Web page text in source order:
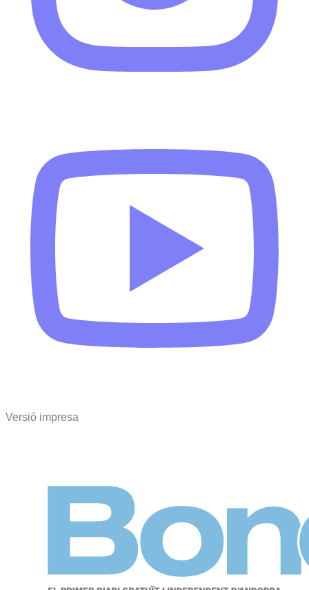
Versió impresa